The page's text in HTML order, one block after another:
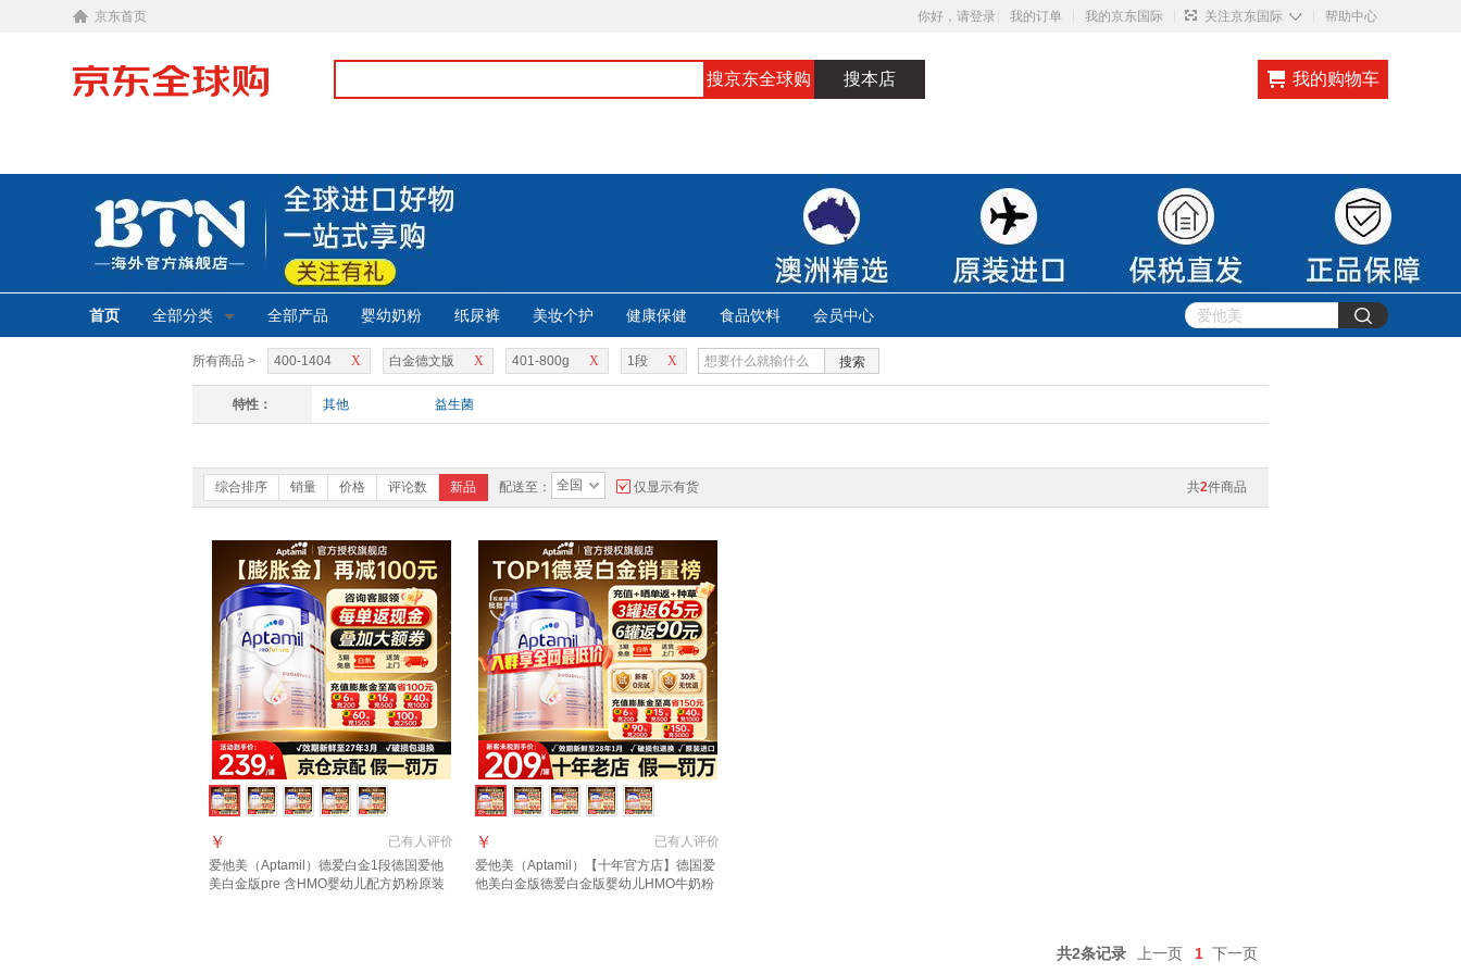
京东首页 你好，请登录 我的订单 我的京东国际 关注京东国际 ◇ 帮助中心
搜京东全球购 搜本店 我的购物车
首页 全部分类 全部产品 婴幼奶粉 纸尿裤 美妆个护 健康保健 食品饮料 会员中心
所有商品 > X
400-1404 X
白金德文版 X
401-800g X
1段 搜索
特性： 其他 益生菌
共2件商品
综合排序 销量 价格 评论数 新品 配送至： 全国 仅显示有货
已有人评价
￥
爱他美（Aptamil）德爱白金1段德国爱他
美白金版pre 含HMO婴幼儿配方奶粉原装
已有人评价
￥
爱他美（Aptamil）【十年官方店】德国爱
他美白金版德爱白金版婴幼儿HMO牛奶粉
共2条记录 上一页 1 下一页